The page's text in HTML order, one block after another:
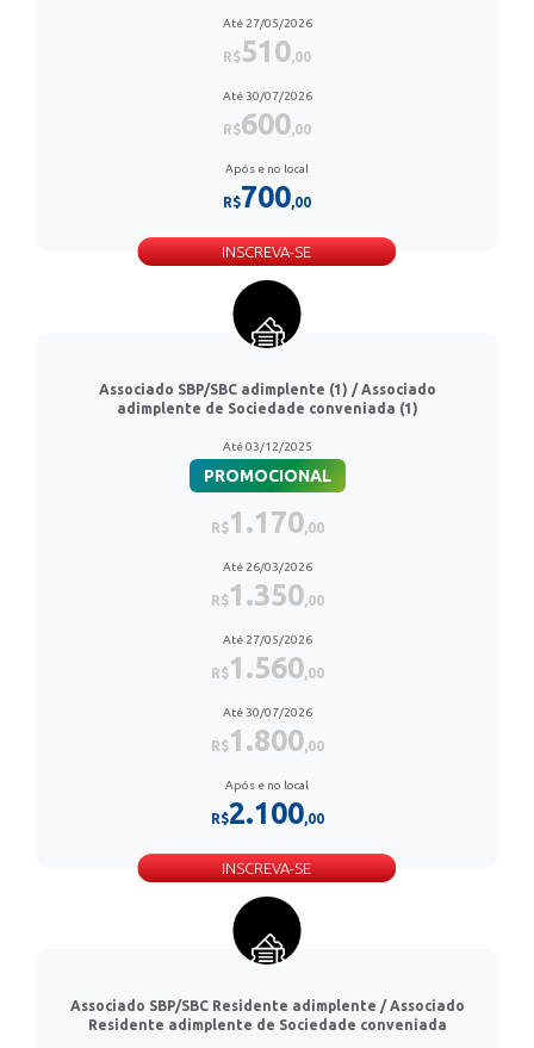
Até 27/05/2026
R$510,00
Até 30/07/2026
R$600,00
Após e no local
R$700,00
INSCREVA-SE
Associado SBP/SBC adimplente (1) / Associado
adimplente de Sociedade conveniada (1)
Até 03/12/2025
PROMOCIONAL
R$1.170,00
Até 26/03/2026
R$1.350,00
Até 27/05/2026
R$1.560,00
Até 30/07/2026
R$1.800,00
Após e no local
R$2.100,00
INSCREVA-SE
Associado SBP/SBC Residente adimplente / Associado
Residente adimplente de Sociedade conveniada